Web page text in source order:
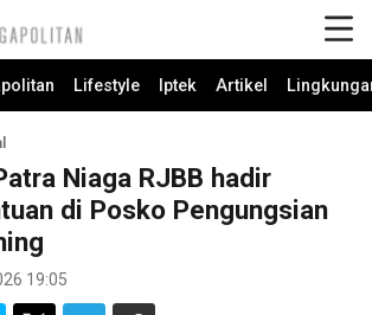
Lifestyle Iptek Artikel
Niaga RJBB hadir
di Posko Pengungsian
19:05